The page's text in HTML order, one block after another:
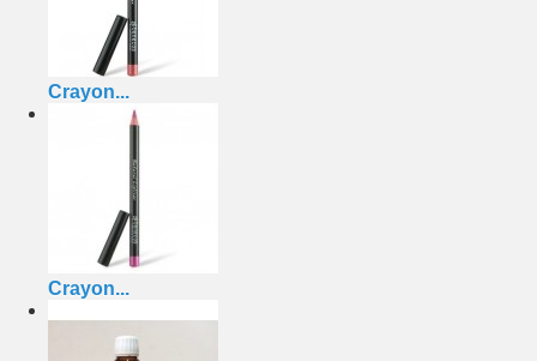
Crayon...
Crayon...